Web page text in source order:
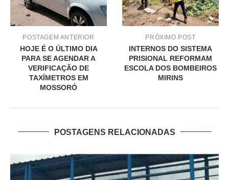
POSTAGEM ANTERIOR
HOJE É O ÚLTIMO DIA
PARA SE AGENDAR A
VERIFICAÇÃO DE
TAXÍMETROS EM
MOSSORÓ
PRÓXIMO POST
INTERNOS DO SISTEMA
PRISIONAL REFORMAM
ESCOLA DOS BOMBEIROS
MIRINS
POSTAGENS RELACIONADAS